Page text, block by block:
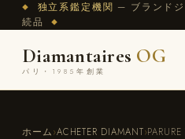
◆ 独立系鑑定機関 — ブランド
続品◆
Diamantaires OG
パリ・1985年創業
ホーム›ACHETER DIAMANT›